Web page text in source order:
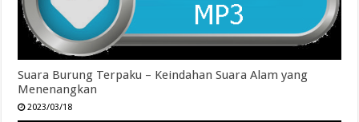
Suara Burung Terpaku – Keindahan Suara Alam yang
Menenangkan
2023/03/18